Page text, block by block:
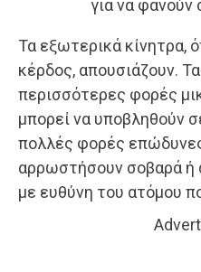
για να
Τα εξωτερικά κίνητρα,
κέρδος, απουσιάζουν.
περισσότερες φορές
μπορεί να υποβληθούν
πολλές φορές
αρρωστήσουν σοβαρά ή
με ευθύνη του ατόμου